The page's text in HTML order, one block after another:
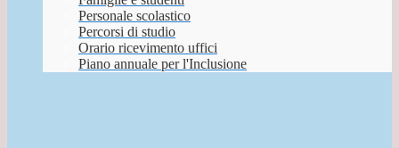
Personale scolastico
Percorsi di studio
Orario ricevimento uffici
Piano annuale per l'Inclusione